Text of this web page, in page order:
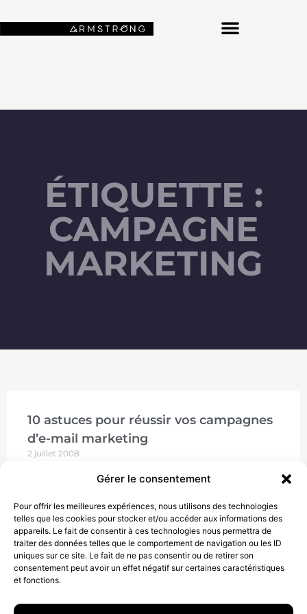
Gérer le consentement
Pour offrir les meilleures expériences, nous utilisons des technologies
telles que les cookies pour stocker et/ou accéder aux informations des
appareils. Le fait de consentir à ces technologies nous permettra de
traiter des données telles que le comportement de navigation ou les ID
uniques sur ce site. Le fait de ne pas consentir ou de retirer son
consentement peut avoir un effet négatif sur certaines caractéristiques
et fonctions.
ÉTIQUETTE :
CAMPAGNE
MARKETING
10 astuces pour réussir vos campagnes
d’e-mail marketing
2 juillet 2008
#1 : Apprenez à aimer les CSS inline : La plupart des
CSS. Malheureusement, ce n’est pas le cas
LIRE